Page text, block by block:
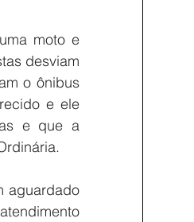
moto e
desviam
o ônibus
e ele
e que a
aguardado